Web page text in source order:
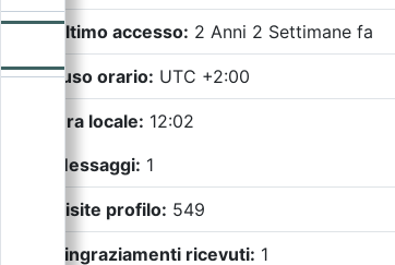
Ultimo accesso: 2 Anni 2 Settimane fa
Fuso orario: UTC +2:00
Ora locale: 12:02
Messaggi: 1
Visite profilo: 549
Ringraziamenti ricevuti: 1